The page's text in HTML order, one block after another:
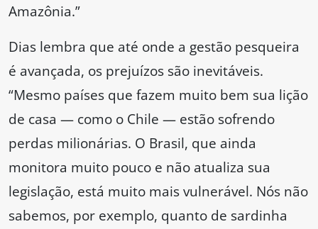
Amazônia.”
Dias lembra que até onde a gestão pesqueira
é avançada, os prejuízos são inevitáveis.
“Mesmo países que fazem muito bem sua lição
de casa — como o Chile — estão sofrendo
perdas milionárias. O Brasil, que ainda
monitora muito pouco e não atualiza sua
legislação, está muito mais vulnerável. Nós não
sabemos, por exemplo, quanto de sardinha